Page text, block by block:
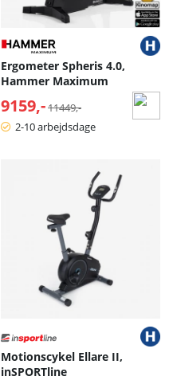
Ergometer Spheris 4.0,
Hammer Maximum
9159,- Normalpris:
11449,-
2-10 arbejdsdage
Motionscykel Ellare II,
inSPORTline